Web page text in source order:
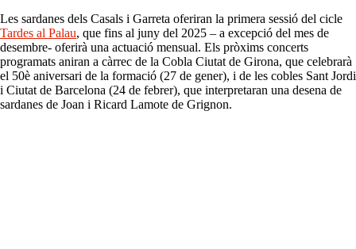
Les sardanes dels Casals i Garreta oferiran la primera sessió del cicle
Tardes al Palau, que fins al juny del 2025 – a excepció del mes de
desembre- oferirà una actuació mensual. Els pròxims concerts
programats aniran a càrrec de la Cobla Ciutat de Girona, que celebrarà
el 50è aniversari de la formació (27 de gener), i de les cobles Sant Jordi
i Ciutat de Barcelona (24 de febrer), que interpretaran una desena de
sardanes de Joan i Ricard Lamote de Grignon.